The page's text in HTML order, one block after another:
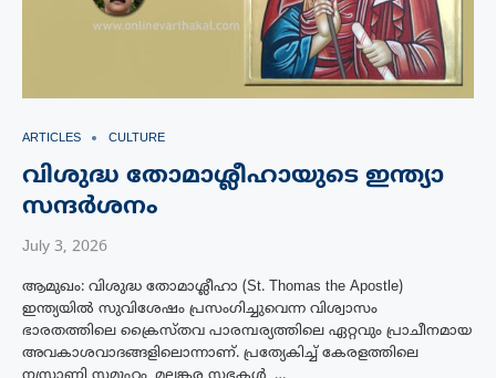
ARTICLES CULTURE
വിശുദ്ധ തോമാശ്ലീഹായുടെ ഇന്ത്യാ
സന്ദർശനം
July 3, 2026
ആമുഖം: വിശുദ്ധ തോമാശ്ലീഹാ (St. Thomas the Apostle)
ഇന്ത്യയിൽ സുവിശേഷം പ്രസംഗിച്ചുവെന്ന വിശ്വാസം
ഭാരതത്തിലെ ക്രൈസ്തവ പാരമ്പര്യത്തിലെ ഏറ്റവും പ്രാചീനമായ
അവകാശവാദങ്ങളിലൊന്നാണ്. പ്രത്യേകിച്ച് കേരളത്തിലെ